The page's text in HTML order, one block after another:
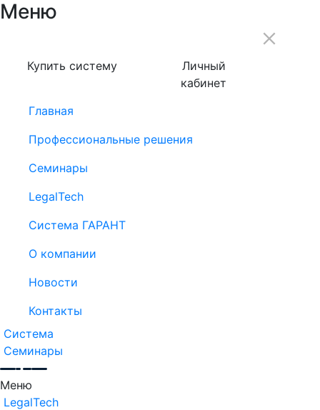
Меню
Купить систему
Личный
кабинет
Главная
Профессиональные решения
Семинары
LegalTech
Система ГАРАНТ
О компании
Новости
Контакты
Система
Семинары
Меню
LegalTech